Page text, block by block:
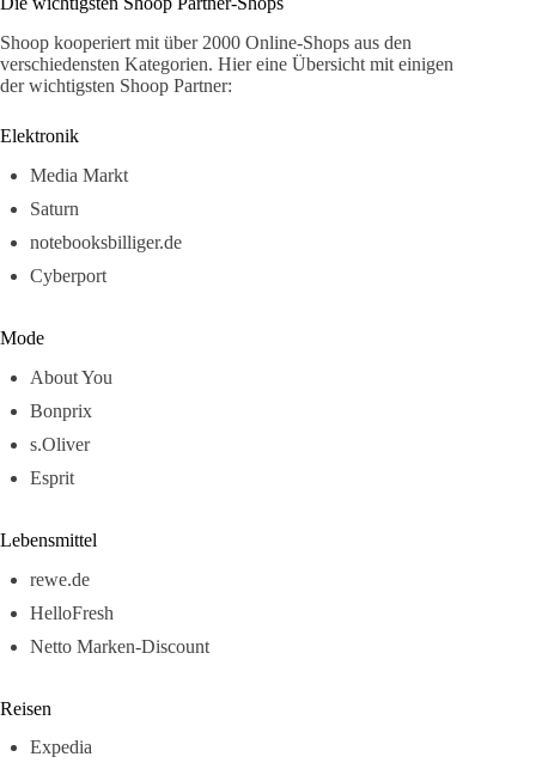
Shoop kooperiert mit über 2000 Online-Shops aus den
verschiedensten Kategorien. Hier eine Übersicht mit einigen
der wichtigsten Shoop Partner:
Elektronik
Media Markt
Saturn
notebooksbilliger.de
Cyberport
Mode
About You
Bonprix
s.Oliver
Esprit
Lebensmittel
rewe.de
HelloFresh
Netto Marken-Discount
Reisen
Expedia